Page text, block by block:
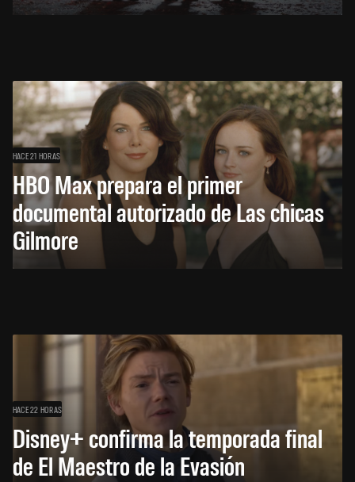
HACE 21 HORAS
HBO Max prepara el primer
documental autorizado de Las chicas
Gilmore
HACE 22 HORAS
Disney+ confirma la temporada final
de El Maestro de la Evasión